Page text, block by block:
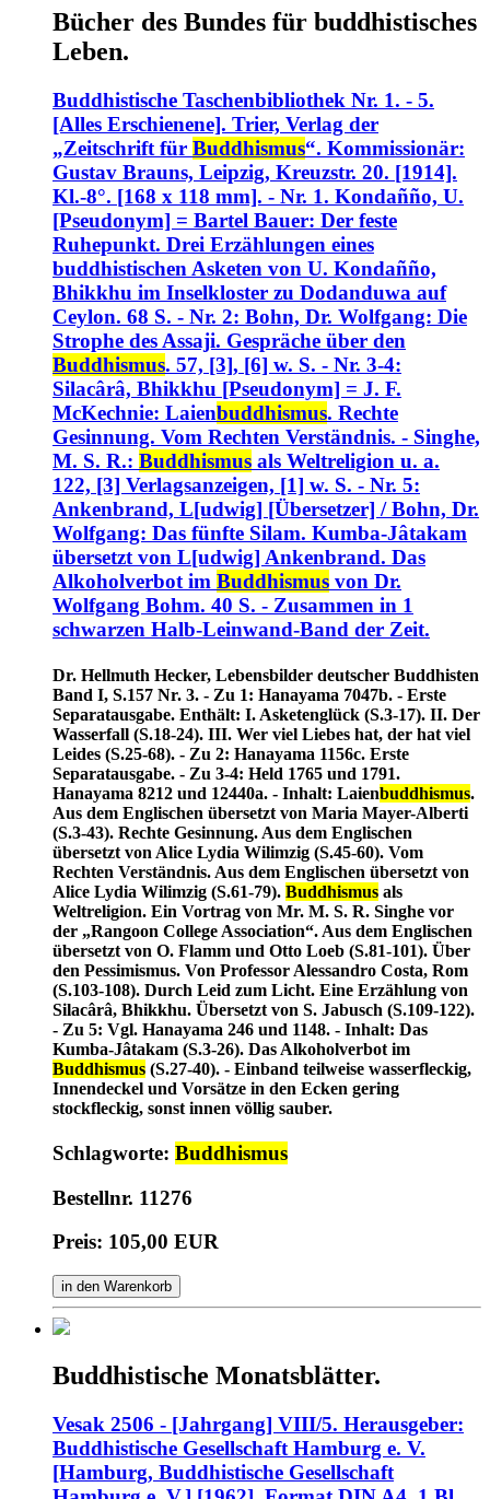
Bücher des Bundes für buddhistisches
Leben.
Buddhistische Taschenbibliothek Nr. 1. - 5.
[Alles Erschienene]. Trier, Verlag der
„Zeitschrift für Buddhismus“. Kommissionär:
Gustav Brauns, Leipzig, Kreuzstr. 20. [1914].
Kl.-8°. [168 x 118 mm]. - Nr. 1. Kondañño, U.
[Pseudonym] = Bartel Bauer: Der feste
Ruhepunkt. Drei Erzählungen eines
buddhistischen Asketen von U. Kondañño,
Bhikkhu im Inselkloster zu Dodanduwa auf
Ceylon. 68 S. - Nr. 2: Bohn, Dr. Wolfgang: Die
Strophe des Assaji. Gespräche über den
Buddhismus. 57, [3], [6] w. S. - Nr. 3-4:
Silacârâ, Bhikkhu [Pseudonym] = J. F.
McKechnie: Laienbuddhismus. Rechte
Gesinnung. Vom Rechten Verständnis. - Singhe,
M. S. R.: Buddhismus als Weltreligion u. a.
122, [3] Verlagsanzeigen, [1] w. S. - Nr. 5:
Ankenbrand, L[udwig] [Übersetzer] / Bohn, Dr.
Wolfgang: Das fünfte Silam. Kumba-Jâtakam
übersetzt von L[udwig] Ankenbrand. Das
Alkoholverbot im Buddhismus von Dr.
Wolfgang Bohm. 40 S. - Zusammen in 1
schwarzen Halb-Leinwand-Band der Zeit.
Dr. Hellmuth Hecker, Lebensbilder deutscher Buddhisten
Band I, S.157 Nr. 3. - Zu 1: Hanayama 7047b. - Erste
Separatausgabe. Enthält: I. Asketenglück (S.3-17). II. Der
Wasserfall (S.18-24). III. Wer viel Liebes hat, der hat viel
Leides (S.25-68). - Zu 2: Hanayama 1156c. Erste
Separatausgabe. - Zu 3-4: Held 1765 und 1791.
Hanayama 8212 und 12440a. - Inhalt: Laienbuddhismus.
Aus dem Englischen übersetzt von Maria Mayer-Alberti
(S.3-43). Rechte Gesinnung. Aus dem Englischen
übersetzt von Alice Lydia Wilimzig (S.45-60). Vom
Rechten Verständnis. Aus dem Englischen übersetzt von
Alice Lydia Wilimzig (S.61-79). Buddhismus als
Weltreligion. Ein Vortrag von Mr. M. S. R. Singhe vor
der „Rangoon College Association“. Aus dem Englischen
übersetzt von O. Flamm und Otto Loeb (S.81-101). Über
den Pessimismus. Von Professor Alessandro Costa, Rom
(S.103-108). Durch Leid zum Licht. Eine Erzählung von
Silacârâ, Bhikkhu. Übersetzt von S. Jabusch (S.109-122).
- Zu 5: Vgl. Hanayama 246 und 1148. - Inhalt: Das
Kumba-Jâtakam (S.3-26). Das Alkoholverbot im
Buddhismus (S.27-40). - Einband teilweise wasserfleckig,
Innendeckel und Vorsätze in den Ecken gering
stockfleckig, sonst innen völlig sauber.
Schlagworte: Buddhismus
Bestellnr. 11276
Preis: 105,00 EUR
in den Warenkorb
Buddhistische Monatsblätter.
Vesak 2506 - [Jahrgang] VIII/5. Herausgeber:
Buddhistische Gesellschaft Hamburg e. V.
[Hamburg, Buddhistische Gesellschaft